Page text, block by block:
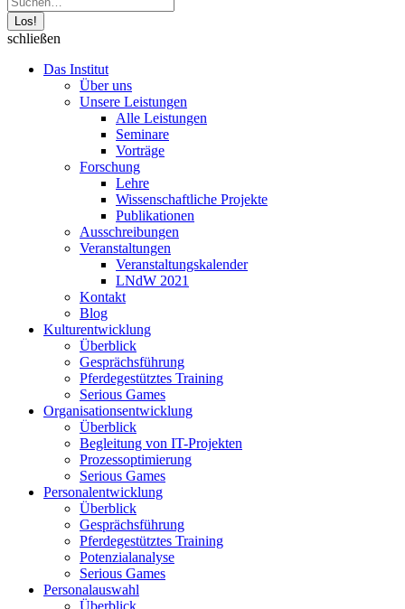
schließen
Das Institut
Über uns
Unsere Leistungen
Alle Leistungen
Seminare
Vorträge
Forschung
Lehre
Wissenschaftliche Projekte
Publikationen
Ausschreibungen
Veranstaltungen
Veranstaltungskalender
LNdW 2021
Kontakt
Blog
Kulturentwicklung
Überblick
Gesprächsführung
Pferdegestütztes Training
Serious Games
Organisationsentwicklung
Überblick
Begleitung von IT-Projekten
Prozessoptimierung
Serious Games
Personalentwicklung
Überblick
Gesprächsführung
Pferdegestütztes Training
Potenzialanalyse
Serious Games
Personalauswahl
Überblick